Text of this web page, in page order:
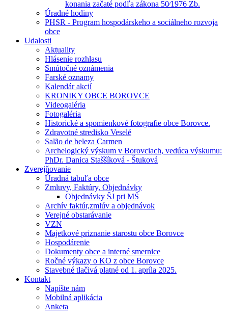
konania začaté podľa zákona 50⁄1976 Zb.
Úradné hodiny
PHSR - Program hospodárskeho a sociálneho rozvoja
obce
Udalosti
Aktuality
Hlásenie rozhlasu
Smútočné oznámenia
Farské oznamy
Kalendár akcií
KRONIKY OBCE BOROVCE
Videogaléria
Fotogaléria
Historické a spomienkové fotografie obce Borovce.
Zdravotné stredisko Veselé
Salão de beleza Carmen
Archelogický výskum v Borovciach, vedúca výskumu:
PhDr. Danica Staššíková - Štuková
Zverejňovanie
Úradná tabuľa obce
Zmluvy, Faktúry, Objednávky
Objednávky ŠJ pri MŠ
Archív faktúr,zmlúv a objednávok
Verejné obstarávanie
VZN
Majetkové priznanie starostu obce Borovce
Hospodárenie
Dokumenty obce a interné smernice
Ročné výkazy o KO z obce Borovce
Stavebné tlačivá platné od 1. apríla 2025.
Kontakt
Napíšte nám
Mobilná aplikácia
Anketa